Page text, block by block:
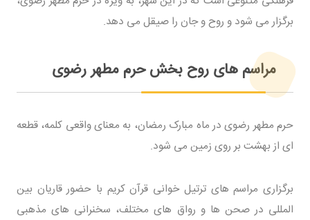
برگزار می شود و روح و جان را صیقل می دهد.
مراسم های روح بخش حرم مطهر رضوی
حرم مطهر رضوی در ماه مبارک رمضان، به معنای واقعی کلمه، قطعه
ای از بهشت بر روی زمین می شود.
برگزاری مراسم های ترتیل خوانی قرآن کریم با حضور قاریان بین
المللی در صحن ها و رواق های مختلف، سخنرانی های مذهبی